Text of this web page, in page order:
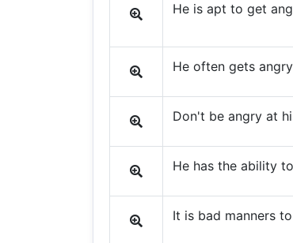
He is apt to get
He often gets
Don't be angry at
He has the ability
It is bad manners